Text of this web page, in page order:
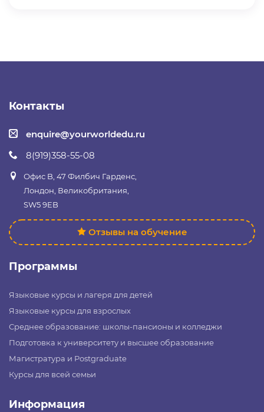
Контакты
enquire@yourworldedu.ru
8(919)358-55-08
Офис B, 47 Филбич Гарденс,
Лондон, Великобритания,
SW5 9EB
Отзывы на обучение
Программы
Языковые курсы и лагеря для детей
Языковые курсы для взрослых
Среднее образование: школы-пансионы и колледжи
Подготовка к университету и высшее образование
Магистратура и Postgraduate
Курсы для всей семьи
Информация